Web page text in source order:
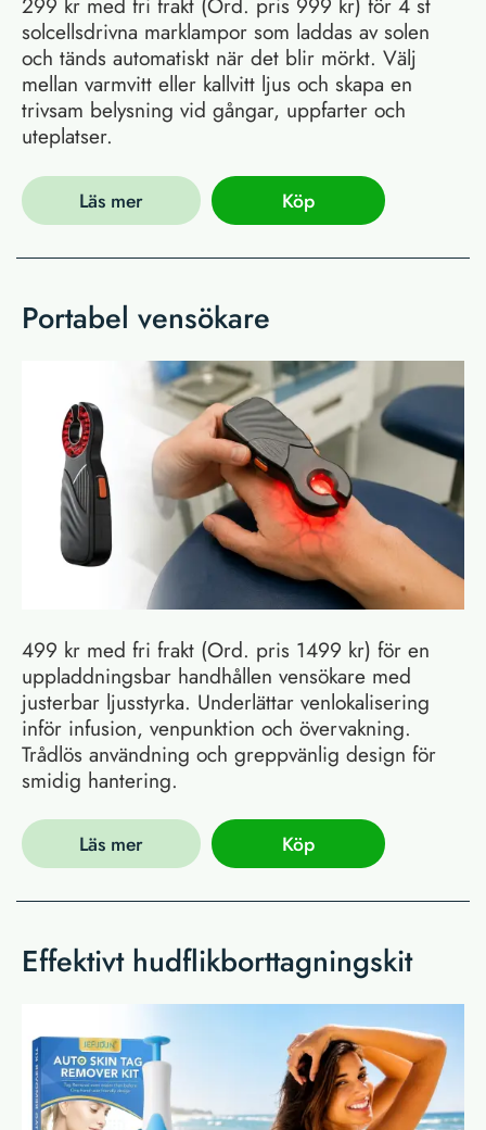
solcellsdrivna marklampor som laddas av solen
och tänds automatiskt när det blir mörkt. Välj
mellan varmvitt eller kallvitt ljus och skapa en
trivsam belysning vid gångar, uppfarter och
uteplatser.
Läs mer Köp
Portabel vensökare
499 kr med fri frakt (Ord. pris 1499 kr) för en
uppladdningsbar handhållen vensökare med
justerbar ljusstyrka. Underlättar venlokalisering
inför infusion, venpunktion och övervakning.
Trådlös användning och greppvänlig design för
smidig hantering.
Läs mer Köp
Effektivt hudflikborttagningskit